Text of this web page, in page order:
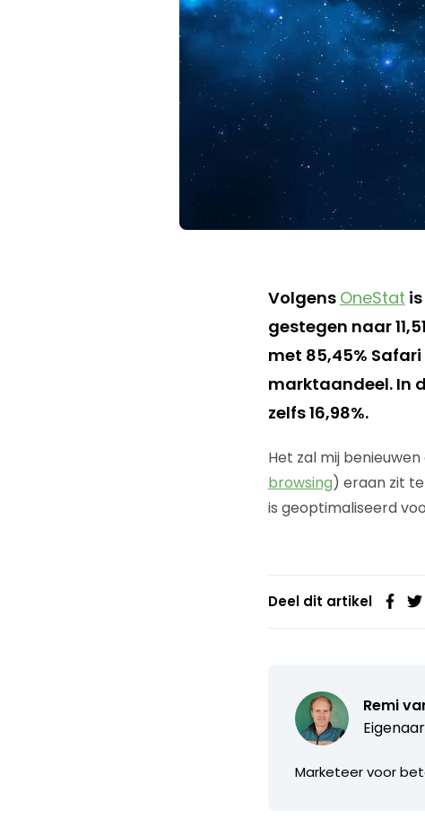
Volgens OneStat
gestegen naar
met 85,45% Safari
marktaandeel. In
zelfs 16,98%.
Het zal mij
browsing) eraan zit te
is geoptimaliseerd
Deel dit artikel
Remi
Marketeer voor